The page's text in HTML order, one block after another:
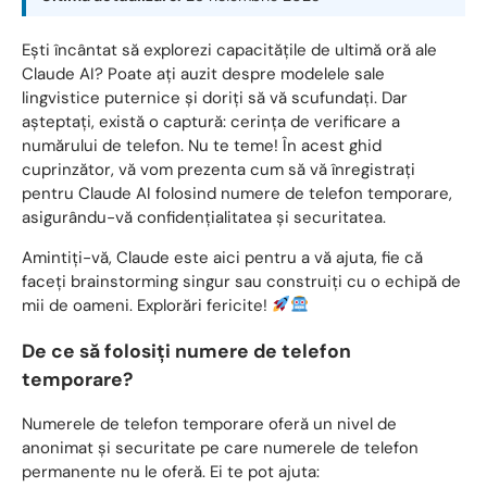
Ești încântat să explorezi capacitățile de ultimă oră ale
Claude AI? Poate ați auzit despre modelele sale
lingvistice puternice și doriți să vă scufundați. Dar
așteptați, există o captură: cerința de verificare a
numărului de telefon. Nu te teme! În acest ghid
cuprinzător, vă vom prezenta cum să vă înregistrați
pentru Claude AI folosind numere de telefon temporare,
asigurându-vă confidențialitatea și securitatea.
Amintiți-vă, Claude este aici pentru a vă ajuta, fie că
faceți brainstorming singur sau construiți cu o echipă de
mii de oameni. Explorări fericite!
De ce să folosiți numere de telefon
temporare?
Numerele de telefon temporare oferă un nivel de
anonimat și securitate pe care numerele de telefon
permanente nu le oferă. Ei te pot ajuta: